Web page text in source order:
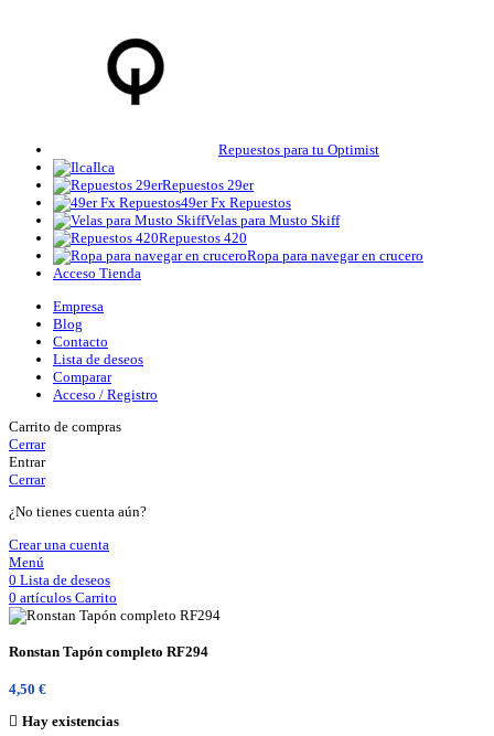
Repuestos para tu Optimist
Ilca
Repuestos 29er
49er Fx Repuestos
Velas para Musto Skiff
Repuestos 420
Ropa para navegar en crucero
Acceso Tienda
Empresa
Blog
Contacto
Lista de deseos
Comparar
Acceso / Registro
Carrito de compras
Cerrar
Entrar
Cerrar
¿No tienes cuenta aún?
Crear una cuenta
Menú
0 Lista de deseos
0 artículos Carrito
Ronstan Tapón completo RF294
4,50 €
Hay existencias